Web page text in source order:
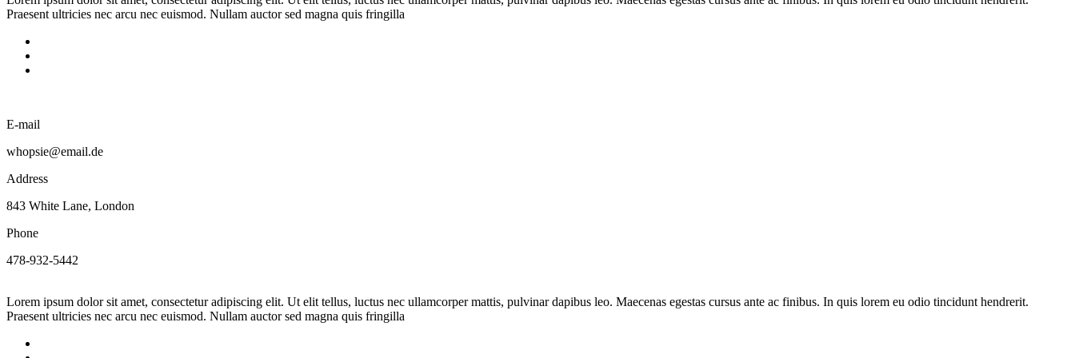
Praesent ultricies nec arcu nec euismod. Nullam auctor sed magna quis fringilla
E-mail
whopsie@email.de
Address
843 White Lane, London
Phone
478-932-5442
Lorem ipsum dolor sit amet, consectetur adipiscing elit. Ut elit tellus, luctus nec ullamcorper mattis, pulvinar dapibus leo. Maecenas egestas cursus ante ac finibus. In quis lorem eu odio tincidunt hendrerit.
Praesent ultricies nec arcu nec euismod. Nullam auctor sed magna quis fringilla